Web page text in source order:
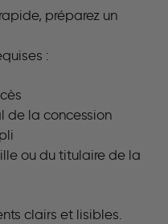
préparez un
:
de la concession
ou du titulaire de la
clairs et lisibles.